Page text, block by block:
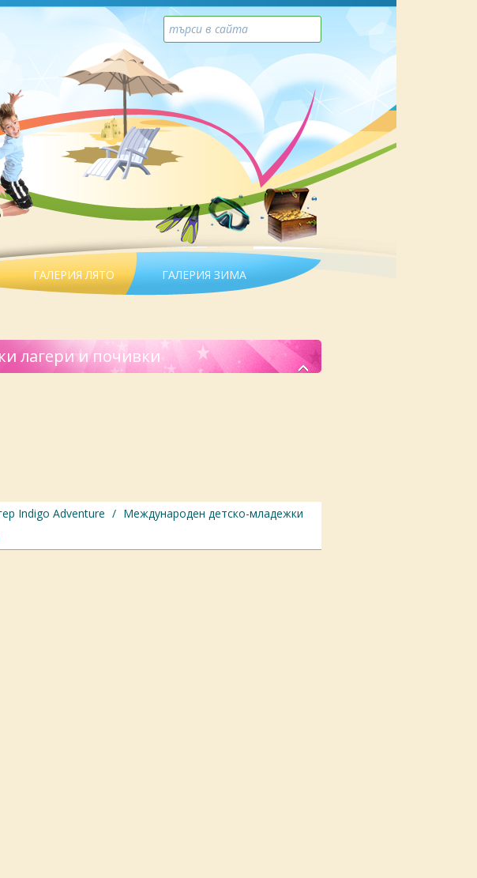
ГАЛЕРИЯ ЛЯТО ГАЛЕРИЯ ЗИМА
лагери и почивки
Indigo Adventure / Международен детскo-младежки